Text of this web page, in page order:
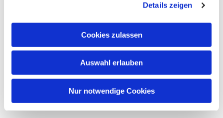
Details zeigen
Cookies zulassen
Auswahl erlauben
Nur notwendige Cookies